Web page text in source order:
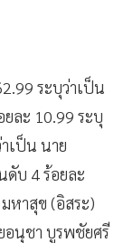
ระบุว่าเป็น
ะ 10.99 ระบุ
เป็น นาย
ดับ 4 ร้อยละ
หาสุข (อิสระ)